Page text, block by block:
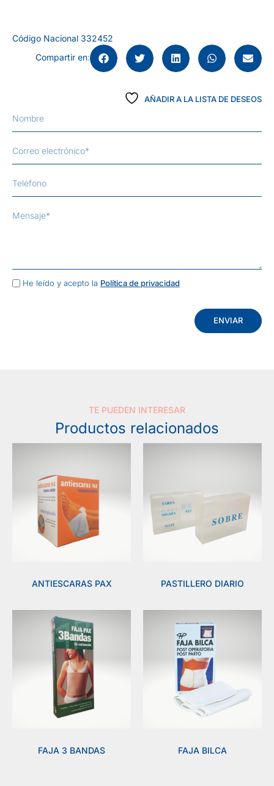
Código Nacional 332452
Compartir en:
AÑADIR A LA LISTA DE DESEOS
He leído y acepto la Política de privacidad
ENVIAR
TE PUEDEN INTERESAR
Productos relacionados
ANTIESCARAS PAX PASTILLERO DIARIO
FAJA 3 BANDAS FAJA BILCA